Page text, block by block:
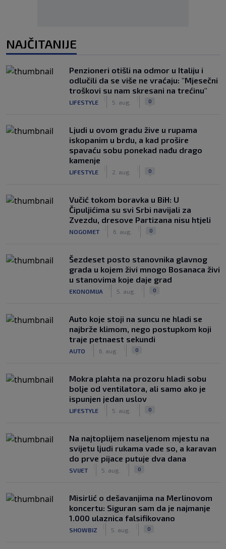
NAJČITANIJE
Penzioneri otišli na odmor u Italiju i
odlučili da se više ne vraćaju: "Mjesečni
troškovi su nam skresani na trećinu"
LIFESTYLE 5. aug. 0
Ljudi u ovom gradu žive u rupama
iskopanim u brdu, a kad prošire
spavaću sobu ponekad nađu drago
kamenje
LIFESTYLE 2. aug. 0
Vučić tokom boravka u BiH: U
Čipuljićima su svi Srbi navijali za
Zvezdu, dresove Partizana nisu htjeli
NOGOMET 6. aug. 0
Šezdeset posto stanovnika glavnog
grada u kojem živi mnogo Bosanaca živi
u stanovima koje daje grad
EKONOMIJA 5. aug. 0
Auto koje stoji na suncu ne hladi se
najbrže klimom, nego postupkom koji
traje petnaest sekundi
AUTO 6. aug. 0
Mokra plahta na prozoru hladi sobu
bolje od ventilatora, ali samo ako je
ispunjen jedan uslov
LIFESTYLE 5. aug. 0
Na najtoplijem naseljenom mjestu na
svijetu ljudi rukama vade so, a karavan
do prve pijace putuje dva dana
SVIJET 5. aug. 0
Misirlić o dešavanjima na Merlinovom
koncertu: Siguran sam da je najmanje
1.000 ulaznica falsifikovano
SHOWBIZ 5. aug. 0